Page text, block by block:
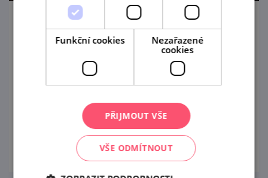
Lednicko-valtický hudební festival
19. 9. — 17. 10. '26
Mezinárodní LVHF si během svých jedenácti
kalendáři a stává se jedním z předních
festivalů klasické hudby v České republice.
prohlédnout
Funkční cookies
Nezařazené
cookies
PŘIJMOUT VŠE
VŠE ODMÍTNOUT